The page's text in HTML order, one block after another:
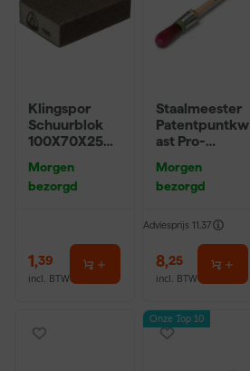
Klingspor
Schuurblok
100X70X25m
P220
Morgen
bezorgd
1,39
incl. BTW
Staalmeester
Patentpuntkw
ast Pro-
10 (2cm)
Morgen
bezorgd
Adviesprijs 11,37
8,25
incl. BTW
Onze Top 10